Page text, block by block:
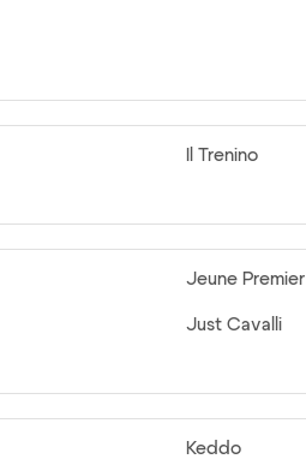
Il Trenino
Jeune Premier
Just Cavalli
Keddo